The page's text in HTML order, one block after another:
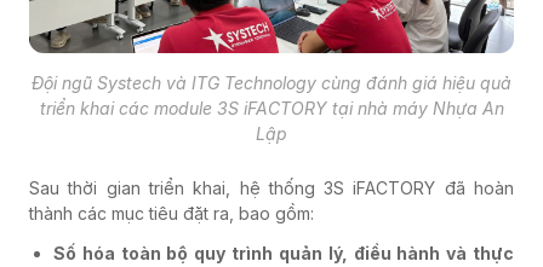
Đội ngũ Systech và ITG Technology cùng đánh giá hiệu quả
triển khai các module 3S iFACTORY tại nhà máy Nhựa An
Lập
Sau thời gian triển khai, hệ thống 3S iFACTORY đã hoàn
thành các mục tiêu đặt ra, bao gồm:
Số hóa toàn bộ quy trình quản lý, điều hành và thực